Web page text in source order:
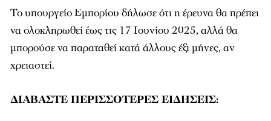
Το υπουργείο Εμπορίου δήλωσε ότι η έρευνα θα πρέπει
να ολοκληρωθεί έως τις 17 Ιουνίου 2025, αλλά θα
μπορούσε να παραταθεί κατά άλλους έξι μήνες, αν
χρειαστεί.
ΔΙΑΒΑΣΤΕ ΠΕΡΙΣΣΟΤΕΡΕΣ ΕΙΔΗΣΕΙΣ: